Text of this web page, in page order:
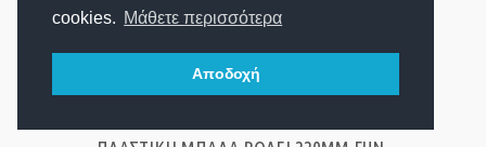
cookies. Μάθετε περισσότερα
Αποδοχή